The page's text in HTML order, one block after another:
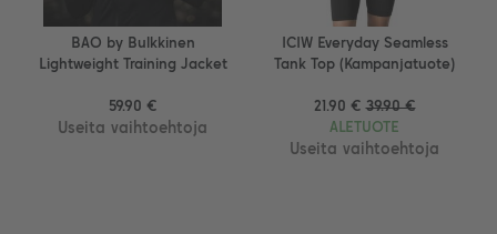
BAO by Bulkkinen
Lightweight Training Jacket
59.90 €
Useita vaihtoehtoja
ICIW Everyday Seamless
Tank Top (Kampanjatuote)
21.90 € 39.90 €
ALETUOTE
Useita vaihtoehtoja